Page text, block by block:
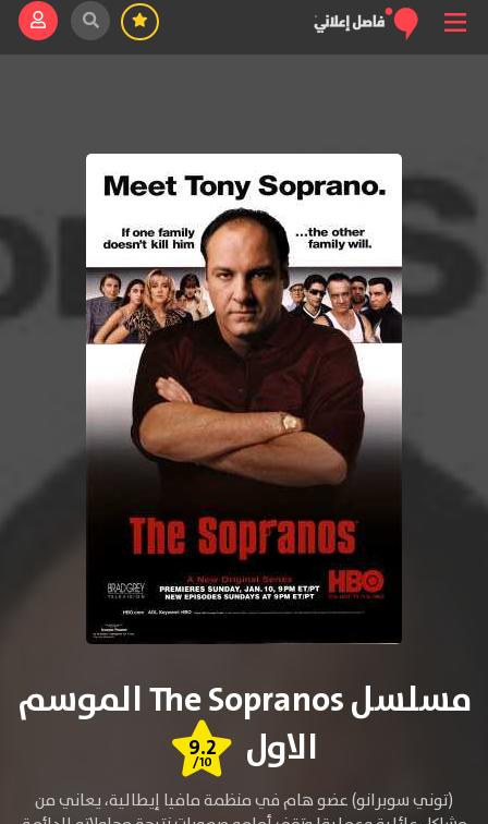
مسلسل The Sopranos الموسم
الاول
9.2
/10
(توني سوبرانو) عضو هام في منظمة مافيا إيطالية، يعاني من